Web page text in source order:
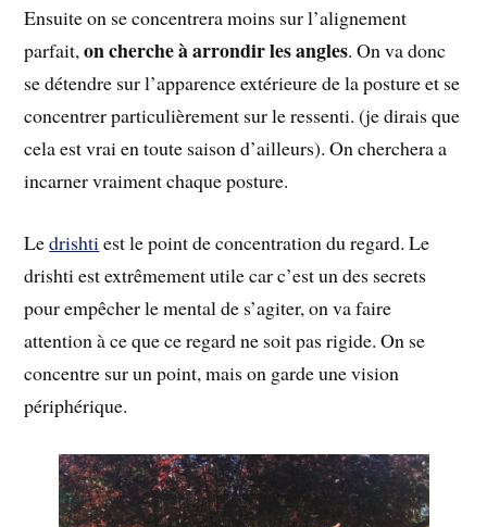
Ensuite on se concentrera moins sur l’alignement
parfait,on cherche à arrondir les angles. On va donc
se détendre sur l’apparence extérieure de la posture et se
concentrer particulièrement sur le ressenti. (je dirais que
cela est vrai en toute saison d’ailleurs). On cherchera a
incarner vraiment chaque posture.
Ledrishtiest le point de concentration du regard. Le
drishti est extrêmement utile car c’est un des secrets
pour empêcher le mental de s’agiter, on va faire
attention à ce que ce regard ne soit pas rigide. On se
concentre sur un point, mais on garde une vision
périphérique.